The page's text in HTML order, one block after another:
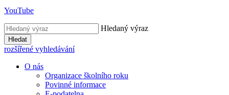
YouTube
Hledaný výraz
Hledat
rozšířené vyhledávání
O nás
Organizace školního roku
Povinné informace